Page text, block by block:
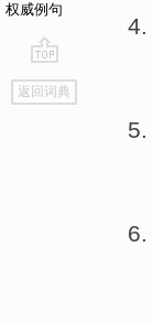
权威例句
go
top
返回词典